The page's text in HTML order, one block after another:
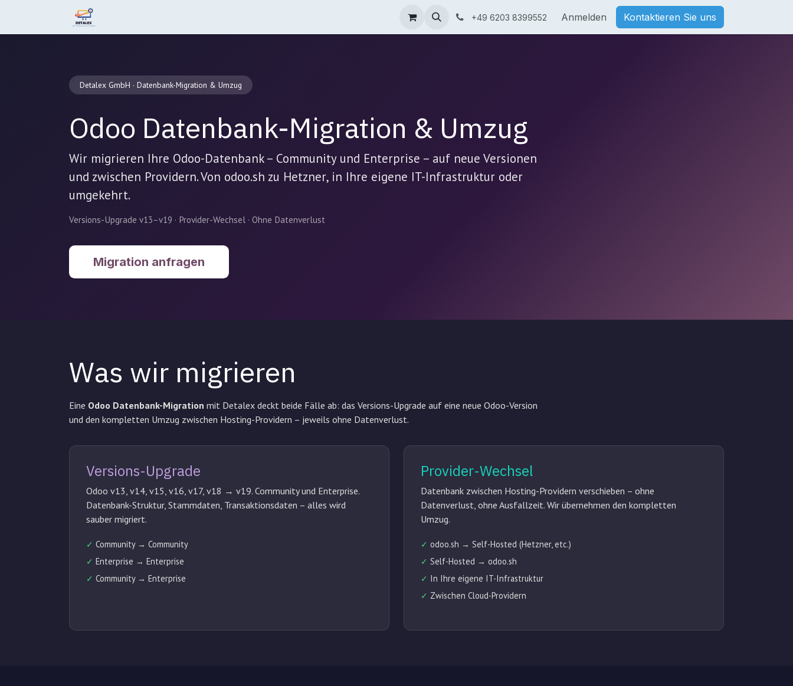
Zum Inhalt springen
Über uns +49 6203 8399552 Anmelden Kontaktieren Sie uns
Detalex GmbH · Datenbank-Migration & Umzug
Odoo Datenbank-Migration & Umzug
Wir migrieren Ihre Odoo-Datenbank – Community und Enterprise – auf neue Versionen
und zwischen Providern. Von odoo.sh zu Hetzner, in Ihre eigene IT-Infrastruktur oder
umgekehrt.
Versions-Upgrade v13–v19 · Provider-Wechsel · Ohne Datenverlust
Migration anfragen
Was wir migrieren
Eine Odoo Datenbank-Migration mit Detalex deckt beide Fälle ab: das Versions-Upgrade auf eine neue Odoo-Version
und den kompletten Umzug zwischen Hosting-Providern – jeweils ohne Datenverlust.
Versions-Upgrade
Odoo v13, v14, v15, v16, v17, v18 → v19. Community und Enterprise.
Datenbank-Struktur, Stammdaten, Transaktionsdaten – alles wird
sauber migriert.
✓ Community → Community
✓ Enterprise → Enterprise
✓ Community → Enterprise
Provider-Wechsel
Datenbank zwischen Hosting-Providern verschieben – ohne
Datenverlust, ohne Ausfallzeit. Wir übernehmen den kompletten
Umzug.
✓ odoo.sh → Self-Hosted (Hetzner, etc.)
✓ Self-Hosted → odoo.sh
✓ In Ihre eigene IT-Infrastruktur
✓ Zwischen Cloud-Providern